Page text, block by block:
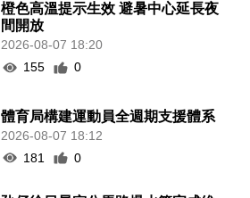
橙色高溫提示生效 避暑中心延長夜
間開放
2026-08-07 18:20
155
0
體育局構建運動員全週期支援體系
2026-08-07 18:12
181
0